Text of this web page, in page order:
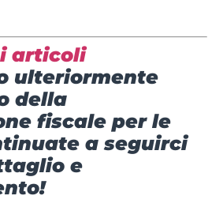
articoli
ulteriormente
della
fiscale per le
a seguirci
e